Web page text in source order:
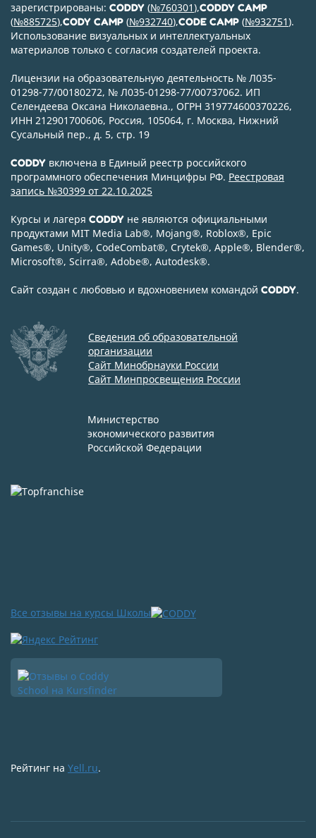
зарегистрированы: CODDY (№760301),CODDY CAMP
(№885725),CODY CAMP (№932740),CODE CAMP (№932751).
Использование визуальных и интеллектуальных
материалов только с согласия создателей проекта.
Лицензии на образовательную деятельность № Л035-
01298-77/00180272, № Л035-01298-77/00737062. ИП
Селендеева Оксана Николаевна., ОГРН 319774600370226,
ИНН 212901700606, Россия, 105064, г. Москва, Нижний
Сусальный пер., д. 5, стр. 19
CODDY включена в Единый реестр российского
программного обеспечения Минцифры РФ. Реестровая
запись №30399 от 22.10.2025
Курсы и лагеря CODDY не являются официальными
продуктами MIT Media Lab®, Mojang®, Roblox®, Epic
Games®, Unity®, CodeСombat®, Crytek®, Apple®, Blender®,
Microsoft®, Scirra®, Adobe®, Autodesk®.
Сайт создан с любовью и вдохновением командой CODDY.
Сведения об образовательной
организации
Сайт Минобрнауки России
Сайт Минпросвещения России
Министерство
экономического развития
Российской Федерации
Все отзывы на курсы Школы
Рейтинг на Yell.ru.